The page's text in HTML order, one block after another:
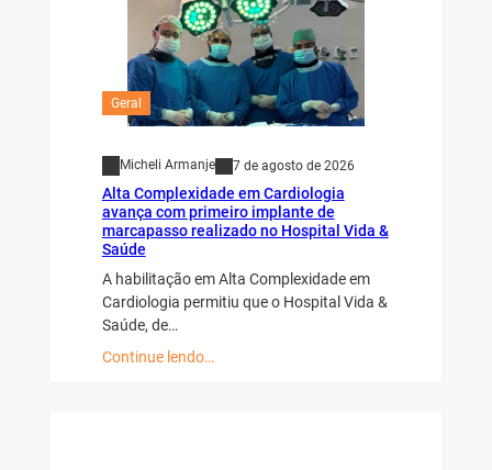
Geral
Micheli Armanje 7 de agosto de 2026
Alta Complexidade em Cardiologia
avança com primeiro implante de
marcapasso realizado no Hospital Vida &
Saúde
A habilitação em Alta Complexidade em
Cardiologia permitiu que o Hospital Vida &
Saúde, de…
Continue lendo…